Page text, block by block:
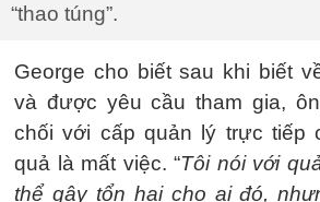
“thao túng”.
George cho biết sau khi biết
và được yêu cầu tham gia,
chối với cấp quản lý trực tiếp
quả là mất việc. “Tôi nói với
thể gây tổn hại cho ai đó,